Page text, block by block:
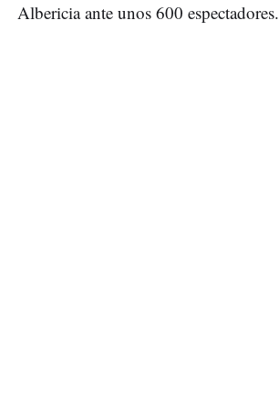
Albericia ante unos 600 espectadores.